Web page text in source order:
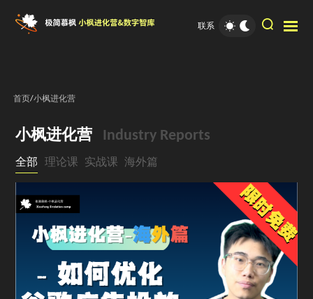
联系
首页/小枫进化营
小枫进化营 Industry Reports
全部 理论课 实战课 海外篇